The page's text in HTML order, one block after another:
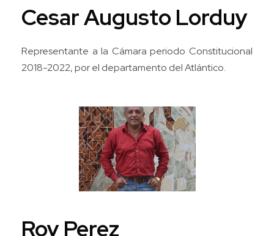
Cesar Augusto Lorduy
Representante a la Cámara periodo Constitucional
2018-2022, por el departamento del Atlántico.
Roy Perez